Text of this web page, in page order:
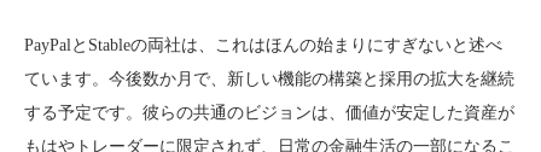
PayPalとStableの両社は、これはほんの始まりにすぎないと述べ
ています。今後数か月で、新しい機能の構築と採用の拡大を継続
する予定です。彼らの共通のビジョンは、価値が安定した資産が
もはやトレーダーに限定されず、日常の金融生活の一部になるこ